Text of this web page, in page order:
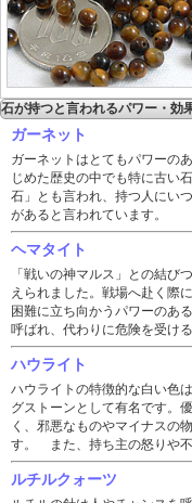
石が持つと言われるパワー・効
ガーネット
ガーネットはとてもパワーの
じめた歴史の中でも特に古い
石」とも言われ、持つ人にい
があると言われています。
ヘマタイト
「戦いの神マルス」との結び
えられました。戦場へ赴く際
困難に立ち向かうパワーのあ
呼ばれ、代わりに危険を受け
ハウライト
ハウライトの特徴的な白い色
グストーンとして有名です。
く、邪悪なものやマイナスの
す。 また、持ち主の怒りや不
ルチルクォーツ